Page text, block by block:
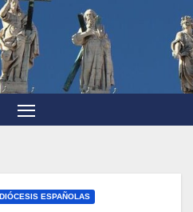
DIÓCESIS ESPAÑOLAS